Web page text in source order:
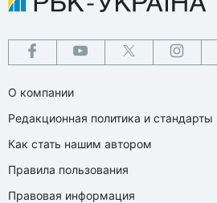
О компании
Редакционная политика и стандарты
Как стать нашим автором
Правила пользования
Правовая информация